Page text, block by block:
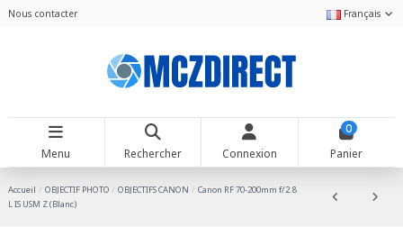
Nous contacter Français
Menu Rechercher Connexion
0
Panier
Accueil OBJECTIF PHOTO OBJECTIFS CANON
Canon RF 70-200mm f/2.8
L IS USM Z (Blanc)